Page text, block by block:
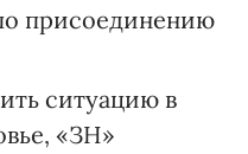
присоединению
ситуацию в
«ЗН»